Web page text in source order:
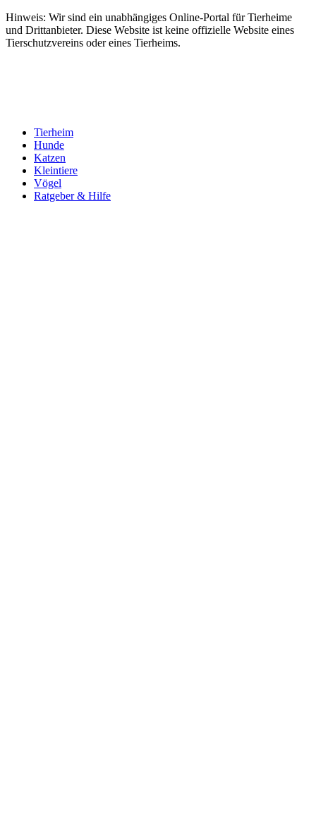
Hinweis: Wir sind ein unabhängiges Online-Portal für Tierheime
und Drittanbieter. Diese Website ist keine offizielle Website eines
Tierschutzvereins oder eines Tierheims.
Tierheim
Hunde
Katzen
Kleintiere
Vögel
Ratgeber & Hilfe